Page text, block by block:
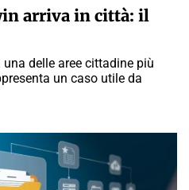
arriva in città: il
delle aree cittadine più
un caso utile da